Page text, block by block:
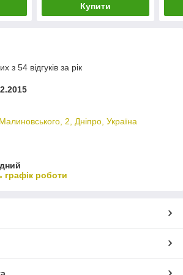
Купити
з 54 відгуків за рік
2, Дніпро, Україна
графік роботи